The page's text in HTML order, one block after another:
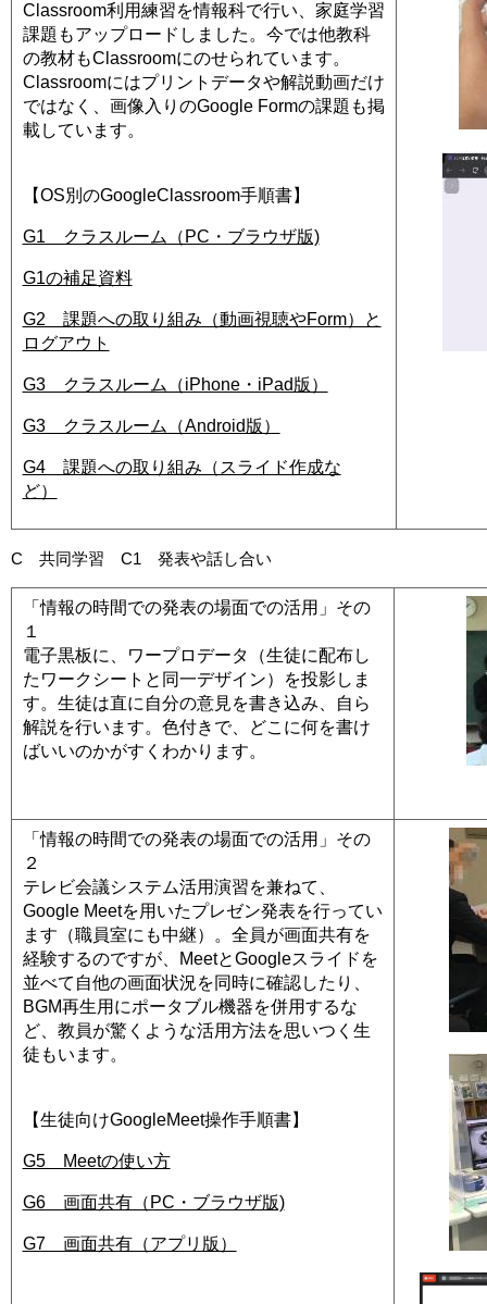
Classroom利用練習を情報科で行い、家庭学習
課題もアップロードしました。今では他教科
の教材もClassroomにのせられています。
Classroomにはプリントデータや解説動画だけ
ではなく、画像入りのGoogle Formの課題も掲
載しています。
【OS別のGoogleClassroom手順書】
G1 クラスルーム（PC・ブラウザ版)
G1の補足資料
G2 課題への取り組み（動画視聴やForm）と
ログアウト
G3 クラスルーム（iPhone・iPad版）
G3 クラスルーム（Android版）
G4 課題への取り組み（スライド作成な
ど）
C 共同学習 C1 発表や話し合い
「情報の時間での発表の場面での活用」その
１
電子黒板に、ワープロデータ（生徒に配布し
たワークシートと同一デザイン）を投影しま
す。生徒は直に自分の意見を書き込み、自ら
解説を行います。色付きで、どこに何を書け
ばいいのかがすくわかります。
「情報の時間での発表の場面での活用」その
２
テレビ会議システム活用演習を兼ねて、
Google Meetを用いたプレゼン発表を行ってい
ます（職員室にも中継）。全員が画面共有を
経験するのですが、MeetとGoogleスライドを
並べて自他の画面状況を同時に確認したり、
BGM再生用にポータブル機器を併用するな
ど、教員が驚くような活用方法を思いつく生
徒もいます。
【生徒向けGoogleMeet操作手順書】
G5 Meetの使い方
G6 画面共有（PC・ブラウザ版)
G7 画面共有（アプリ版）